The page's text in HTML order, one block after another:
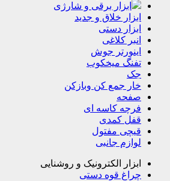
ابزار برقی و شارژی
ابزار خلاق و جدید
ابزار دستی
انبر کلاغی
اینورتر جوش
تفنگ میخکوب
جک
خار جمع کن وبازکن
صفحه
فرچه کاسه ای
قفل کمدی
قیچی مفتول
لوازم جانبی
ابزار الکترونیک و روشنایی
چراغ قوه دستی